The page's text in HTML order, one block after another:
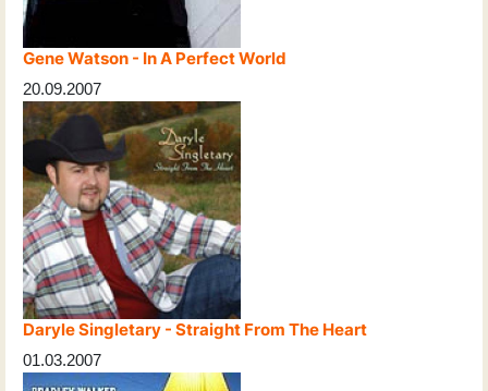
Gene Watson - In A Perfect World
20.09.2007
Daryle Singletary - Straight From The Heart
01.03.2007